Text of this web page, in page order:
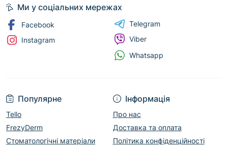
Популярне
Tello
FrezyDerm
Стоматологічні матеріали
Інформація
Про нас
Доставка та оплата
Політика конфіденційності
Ми у соціальних мережах
Facebook
Instagram
Telegram
Viber
Whatsapp